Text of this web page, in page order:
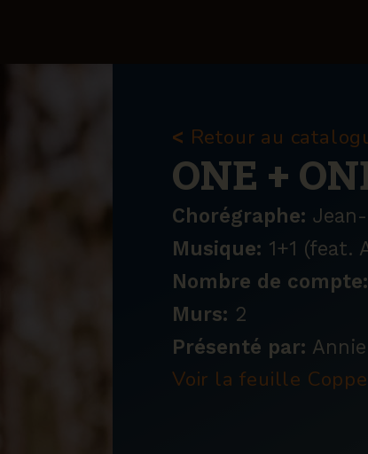
< Retour au
ONE +
Chorégraphe:
Musique: 1+1 (feat.
Nombre de compte:
Murs: 2
Présenté par:
Voir la feuille